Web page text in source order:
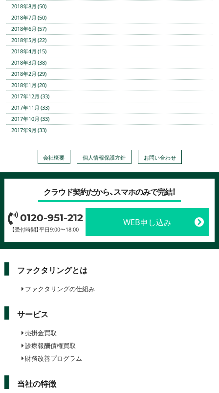
2018年8月 (50)
2018年7月 (50)
2018年6月 (57)
2018年5月 (22)
2018年4月 (15)
2018年3月 (38)
2018年2月 (29)
2018年1月 (20)
2017年12月 (33)
2017年11月 (33)
2017年10月 (33)
2017年9月 (33)
会社概要 個人情報保護方針 お問い合わせ
クラウド契約だから、スマホのみで完結！
0120-951-212
【受付時間】平日9:00〜18:00
WEB申し込み
ファクタリングとは
ファクタリングの仕組み
サービス
売掛金買取
診療報酬債権買取
財務改善プログラム
当社の特徴